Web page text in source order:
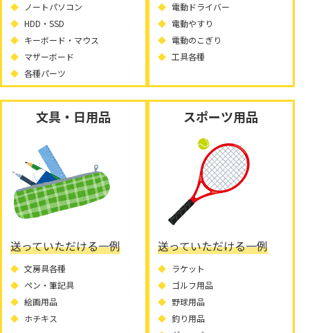
ノートパソコン
HDD・SSD
キーボード・マウス
マザーボード
各種パーツ
電動ドライバー
電動やすり
電動のこぎり
工具各種
文具・日用品
送っていただける一例
文房具各種
ペン・筆記具
絵画用品
ホチキス
スポーツ用品
送っていただける一例
ラケット
ゴルフ用品
野球用品
釣り用品